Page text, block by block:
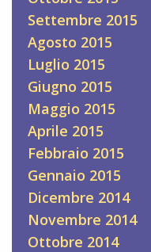
Settembre 2015
Agosto 2015
Luglio 2015
Giugno 2015
Maggio 2015
Aprile 2015
Febbraio 2015
Gennaio 2015
Dicembre 2014
Novembre 2014
Ottobre 2014